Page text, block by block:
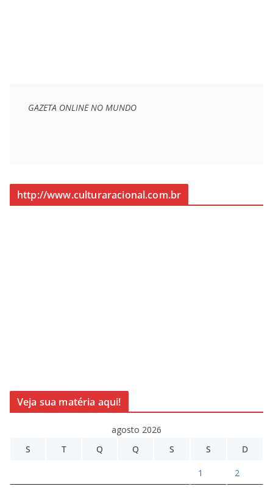
GAZETA ONLINE NO MUNDO
http://www.culturaracional.com.br
Veja sua matéria aqui!
agosto 2026
S
T Q Q S S D
1 2